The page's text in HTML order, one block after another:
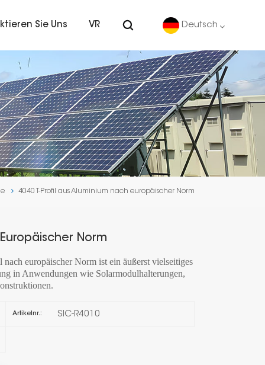
Sie Uns VR Deutsch
English
Deutsch
español
português
日本語
4040 T-Profil aus Aluminium nach europäischer Norm
Norm
europäischer Norm ist ein äußerst vielseitiges
in Anwendungen wie Solarmodulhalterungen,
Artikelnr.: SIC-R4010